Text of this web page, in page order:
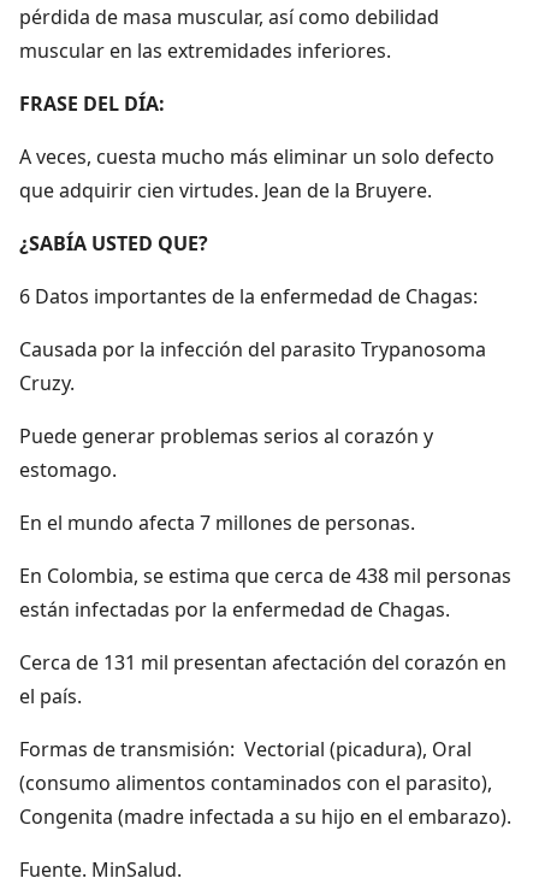
pérdida de masa muscular, así como debilidad
muscular en las extremidades inferiores.
FRASE DEL DÍA:
A veces, cuesta mucho más eliminar un solo defecto
que adquirir cien virtudes. Jean de la Bruyere.
¿SABÍA USTED QUE?
6 Datos importantes de la enfermedad de Chagas:
Causada por la infección del parasito Trypanosoma
Cruzy.
Puede generar problemas serios al corazón y
estomago.
En el mundo afecta 7 millones de personas.
En Colombia, se estima que cerca de 438 mil personas
están infectadas por la enfermedad de Chagas.
Cerca de 131 mil presentan afectación del corazón en
el país.
Formas de transmisión: Vectorial (picadura), Oral
(consumo alimentos contaminados con el parasito),
Congenita (madre infectada a su hijo en el embarazo).
Fuente. MinSalud.